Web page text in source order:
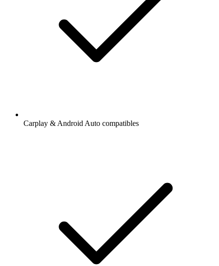
Carplay & Android Auto compatibles